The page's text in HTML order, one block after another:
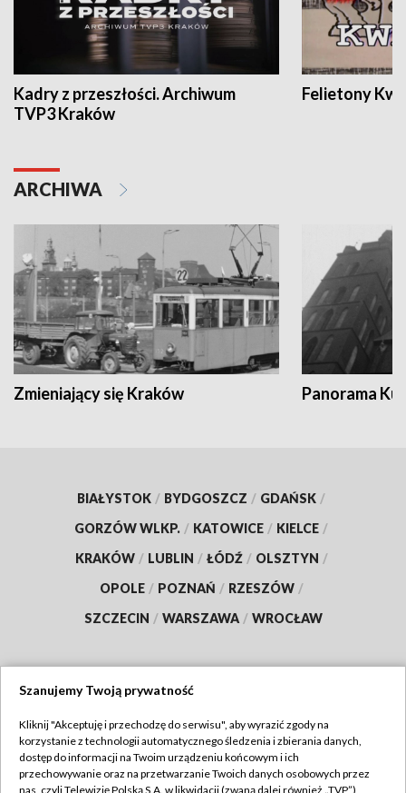
Kadry z przeszłości. Archiwum
TVP3 Kraków
Felietony
ARCHIWA
Zmieniający się Kraków Panorama
BIAŁYSTOK / BYDGOSZCZ / GDAŃSK /
GORZÓW WLKP. / KATOWICE / KIELCE /
KRAKÓW / LUBLIN / ŁÓDŹ / OLSZTYN /
OPOLE / POZNAŃ / RZESZÓW /
SZCZECIN / WARSZAWA / WROCŁAW
TVP
Abonament TVP
Regulamin TVP
Szanujemy Twoją prywatność
Kliknij "Akceptuję i przechodzę do serwisu", aby wyrazić zgody na
korzystanie z technologii automatycznego śledzenia i zbierania danych,
dostęp do informacji na Twoim urządzeniu końcowym i ich
przechowywanie oraz na przetwarzanie Twoich danych osobowych przez
nas, czyli Telewizję Polską S.A. w likwidacji (zwaną dalej również „TVP”),